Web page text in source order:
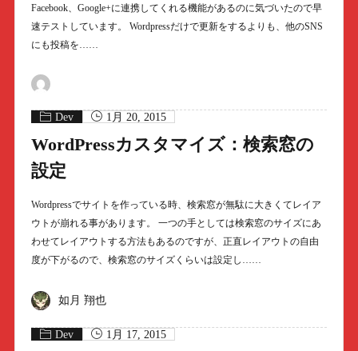
Facebook、Google+に連携してくれる機能があるのに気づいたので早
速テストしています。 Wordpressだけで更新をするよりも、他のSNS
にも投稿を……
Dev 1月 20, 2015
WordPressカスタマイズ：検索窓の
設定
Wordpressでサイトを作っている時、検索窓が無駄に大きくてレイア
ウトが崩れる事があります。 一つの手としては検索窓のサイズにあ
わせてレイアウトする方法もあるのですが、正直レイアウトの自由
度が下がるので、検索窓のサイズくらいは設定し……
如月 翔也
Dev 1月 17, 2015